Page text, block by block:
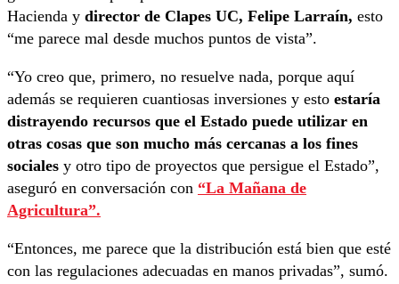
Hacienda y director de Clapes UC, Felipe Larraín, esto
“me parece mal desde muchos puntos de vista”.
“Yo creo que, primero, no resuelve nada, porque aquí
además se requieren cuantiosas inversiones y esto estaría
distrayendo recursos que el Estado puede utilizar en
otras cosas que son mucho más cercanas a los fines
sociales y otro tipo de proyectos que persigue el Estado”,
aseguró en conversación con “La Mañana de
Agricultura”.
“Entonces, me parece que la distribución está bien que esté
con las regulaciones adecuadas en manos privadas”, sumó.